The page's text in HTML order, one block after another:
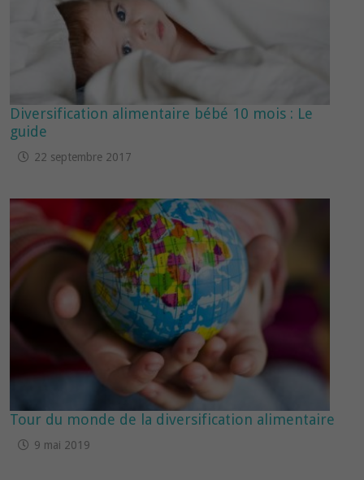
Diversification alimentaire bébé 10 mois : Le
guide
22 septembre 2017
Tour du monde de la diversification alimentaire
9 mai 2019